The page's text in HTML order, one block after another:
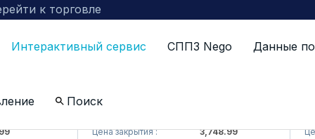
к торговле
Интерактивный сервис СППЗ Nego Данные
Поиск
Цена закрытия :
3,748.99
Цена